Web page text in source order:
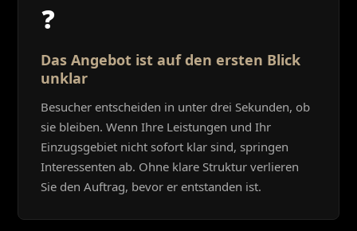
❓
Das Angebot ist auf den ersten Blick
unklar
Besucher entscheiden in unter drei Sekunden, ob
sie bleiben. Wenn Ihre Leistungen und Ihr
Einzugsgebiet nicht sofort klar sind, springen
Interessenten ab. Ohne klare Struktur verlieren
Sie den Auftrag, bevor er entstanden ist.